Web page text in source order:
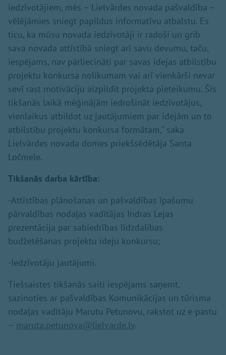
iedzīvotājiem, mēs – Lielvārdes novada pašvaldība –
vēlējāmies sniegt papildus informatīvu atbalstu. Es
ticu, ka mūsu novada iedzīvotāji ir radoši un grib
sava novada attīstībā sniegt arī savu devumu, taču,
iespējams, nav pārliecināti par savas idejas atbilstību
projektu konkursa nolikumam vai arī vienkārši nevar
sevī rast motivāciju aizpildīt projekta pieteikumu. Šīs
tikšanās laikā mēģinājām iedrošināt iedzīvotājus,
vienlaikus atbildot uz jautājumiem par idejām un to
atbilstību projektu konkursa formātam," saka
Lielvārdes novada domes priekšsēdētāja Santa
Ločmele.
Tikšanās darba kārtība:
-Attīstības plānošanas un pašvaldības īpašumu
pārvaldības nodaļas vadītājas Indras Lejas
prezentācija par sabiedrības līdzdalības
budžetēšanas projektu ideju konkursu;
-Iedzīvotāju jautājumi.
Tiešsaistes tikšanās saiti iespējams saņemt,
sazinoties ar pašvaldības Komunikācijas un tūrisma
nodaļas vadītāju Marutu Petunovu, rakstot uz e-pastu
– maruta.petunova@lielvarde.lv.